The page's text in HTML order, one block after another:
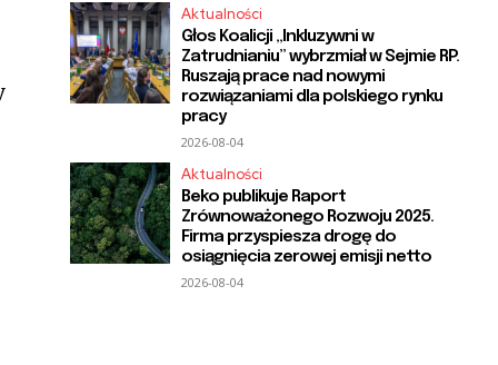
Aktualności
Głos Koalicji „Inkluzywni w
Zatrudnianiu” wybrzmiał w Sejmie RP.
Ruszają prace nad nowymi
rozwiązaniami dla polskiego rynku
pracy
2026-08-04
Aktualności
Beko publikuje Raport
Zrównoważonego Rozwoju 2025.
Firma przyspiesza drogę do
osiągnięcia zerowej emisji netto
2026-08-04